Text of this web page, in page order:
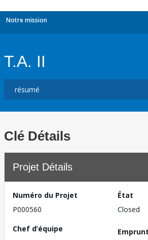
Notre mission
T.A. II
Clé Détails
Projet Détails
Numéro du Projet
P000560
État
Closed
Chef d’équipe